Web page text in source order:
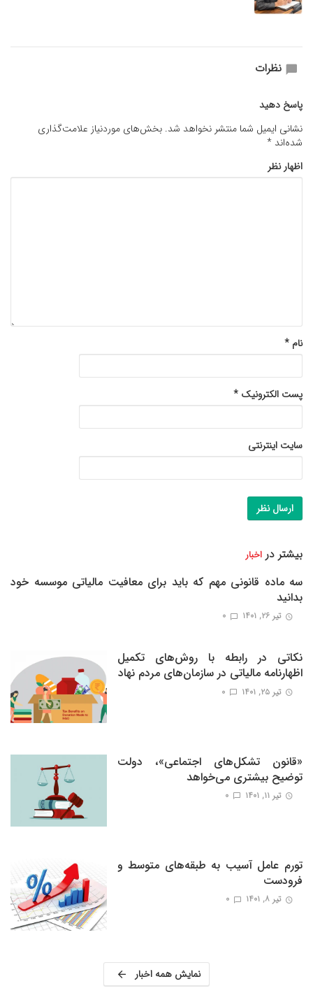
نظرات
پاسخ دهید
نشانی ایمیل شما منتشر نخواهد شد. بخش‌های موردنیاز علامت‌گذاری
شده‌اند *
اظهار نظر
نام *
پست الکترونیک *
سایت اینترنتی
بیشتر در اخبار
سه ماده قانونی مهم که باید برای معافیت مالیاتی موسسه خود
بدانید
تیر ۲۶, ۱۴۰۱ 0
نکاتی در رابطه با روش‌های تکمیل
اظهارنامه مالیاتی در سازمان‌های مردم نهاد
تیر ۲۵, ۱۴۰۱ 0
«قانون تشکل‌های اجتماعی»، دولت
توضیح بیشتری می‌خواهد
تیر ۱۱, ۱۴۰۱ 0
تورم عامل آسیب به طبقه‌های متوسط و
فرودست
تیر ۸, ۱۴۰۱ 0
نمایش همه اخبار